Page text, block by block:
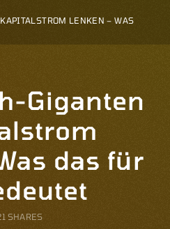
LENKEN – WAS
Giganten
das für
SHARES